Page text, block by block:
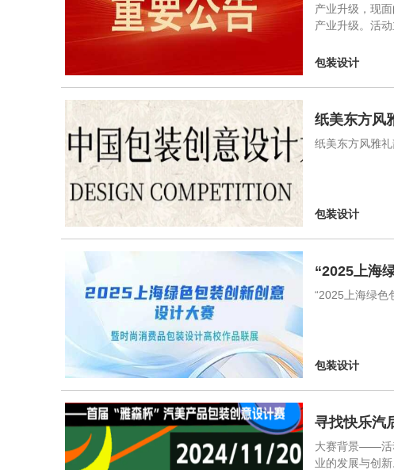
产业升级，现
产业升级。活
包装设计
纸美东方风
纸美东方风雅
包装设计
“2025上海
“2025上海绿色
包装设计
寻找快乐汽
⼤赛背景——活
业的发展与创